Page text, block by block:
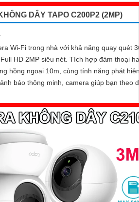
DÂY TAPO C200P2 (2MP)
Wi-Fi trong nhà với khả năng quay quét
nét. Tích hợp đàm thoại hai chiều
hồng ngoại 10m, cùng tính năng phát
báo thông minh, camera giúp bạn theo